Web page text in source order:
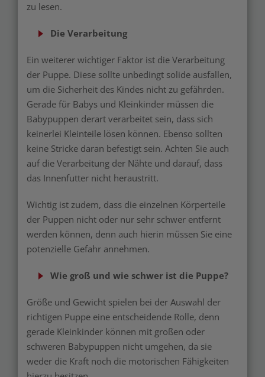
zu lesen.
Die Verarbeitung
Ein weiterer wichtiger Faktor ist die Verarbeitung
der Puppe. Diese sollte unbedingt solide ausfallen,
um die Sicherheit des Kindes nicht zu gefährden.
Gerade für Babys und Kleinkinder müssen die
Babypuppen derart verarbeitet sein, dass sich
keinerlei Kleinteile lösen können. Ebenso sollten
keine Stricke daran befestigt sein. Achten Sie auch
auf die Verarbeitung der Nähte und darauf, dass
das Innenfutter nicht heraustritt.
Wichtig ist zudem, dass die einzelnen Körperteile
der Puppen nicht oder nur sehr schwer entfernt
werden können, denn auch hierin müssen Sie eine
potenzielle Gefahr annehmen.
Wie groß und wie schwer ist die Puppe?
Größe und Gewicht spielen bei der Auswahl der
richtigen Puppe eine entscheidende Rolle, denn
gerade Kleinkinder können mit großen oder
schweren Babypuppen nicht umgehen, da sie
weder die Kraft noch die motorischen Fähigkeiten